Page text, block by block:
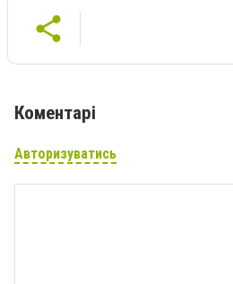
Коментарі
Авторизуватись